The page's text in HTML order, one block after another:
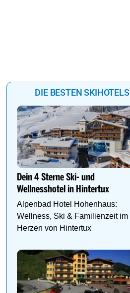
DIE BESTEN SKIHOTELS
Dein 4 Sterne Ski- und
Wellnesshotel in Hintertux
Alpenbad Hotel Hohenhaus:
Wellness, Ski & Familienzeit im
Herzen von Hintertux